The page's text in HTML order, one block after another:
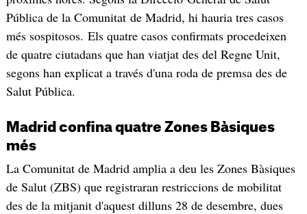
Pública de la Comunitat de Madrid, hi hauria tres casos
més sospitosos. Els quatre casos confirmats procedeixen
de quatre ciutadans que han viatjat des del Regne Unit,
segons han explicat a través d'una roda de premsa des de
Salut Pública.
Madrid confina quatre Zones Bàsiques
més
La Comunitat de Madrid amplia a deu les Zones Bàsiques
de Salut (ZBS) que registraran restriccions de mobilitat
des de la mitjanit d'aquest dilluns 28 de desembre, dues